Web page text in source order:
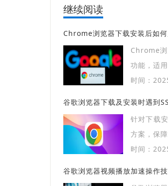
继续阅读
Chrome浏览器下载安装后如
Chrome浏览器
功能，适
谨慎。
时间：
谷歌浏览器下载及安装时遇到
针对下载
方案，保
时间：
谷歌浏览器视频播放加速操作